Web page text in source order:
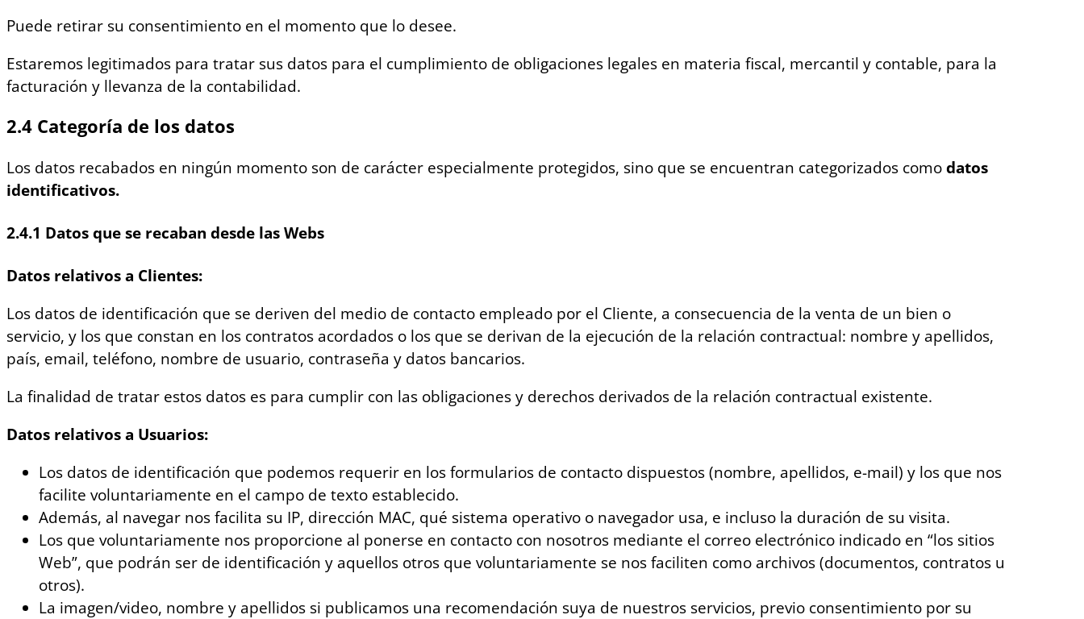
Puede retirar su consentimiento en el momento que lo desee.
Estaremos legitimados para tratar sus datos para el cumplimiento de obligaciones legales en materia fiscal, mercantil y contable, para la
facturación y llevanza de la contabilidad.
2.4 Categoría de los datos
Los datos recabados en ningún momento son de carácter especialmente protegidos, sino que se encuentran categorizados comodatos
identificativos.
2.4.1 Datos que se recaban desde las Webs
Datos relativos a Clientes:
Los datos de identificación que se deriven del medio de contacto empleado por el Cliente, a consecuencia de la venta de un bien o
servicio, y los que constan en los contratos acordados o los que se derivan de la ejecución de la relación contractual: nombre y apellidos,
país, email, teléfono, nombre de usuario, contraseña y datos bancarios.
La finalidad de tratar estos datos es para cumplir con las obligaciones y derechos derivados de la relación contractual existente.
Datos relativos a Usuarios:
Los datos de identificación que podemos requerir en los formularios de contacto dispuestos (nombre, apellidos, e-mail) y los que nos
facilite voluntariamente en el campo de texto establecido.
Además, al navegar nos facilita su IP, dirección MAC, qué sistema operativo o navegador usa, e incluso la duración de su visita.
Los que voluntariamente nos proporcione al ponerse en contacto con nosotros mediante el correo electrónico indicado en “los sitios
Web”, que podrán ser de identificación y aquellos otros que voluntariamente se nos faciliten como archivos (documentos, contratos u
otros).
La imagen/video, nombre y apellidos si publicamos una recomendación suya de nuestros servicios, previo consentimiento por su